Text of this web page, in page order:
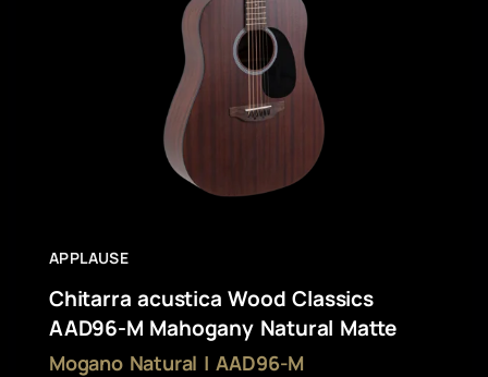
APPLAUSE
Chitarra acustica Wood Classics
AAD96-M Mahogany Natural Matte
Mogano Natural | AAD96-M